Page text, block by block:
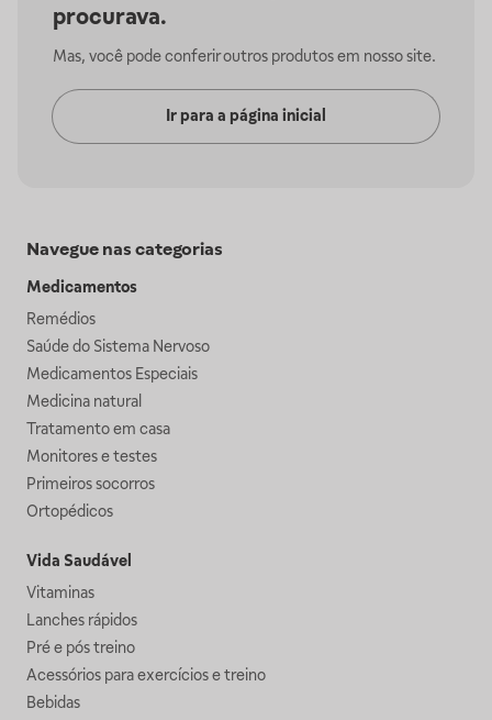
procurava.
Mas, você pode conferir outros produtos em nosso site.
Ir para a página inicial
Navegue nas categorias
Medicamentos
Remédios
Saúde do Sistema Nervoso
Medicamentos Especiais
Medicina natural
Tratamento em casa
Monitores e testes
Primeiros socorros
Ortopédicos
Vida Saudável
Vitaminas
Lanches rápidos
Pré e pós treino
Acessórios para exercícios e treino
Bebidas